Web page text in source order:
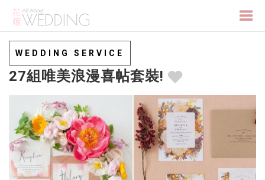
WEDDING SERVICE
27組唯美浪漫喜帖套裝!